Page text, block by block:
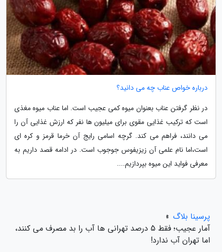
درباره خواص عناب چه می دانید؟
در نظر گرفتن عناب بعنوان میوه کمی عجیب است. اما عناب میوه مغذی
است که ترکیب غذایی مقوی برای میلیون ها نفر که ارزش غذایی آن را
می دانند، فراهم می کند. گرچه اسامی رایج آن خرما قرمز و کره ای
است،اما نام علمی آن زیزیفوس جوجوب است. در ادامه قصد داریم به
معرفی فواید این میوه بپردازیم....
پرسینا بلاگ »
آمار عجیب؛ فقط 5 درصد تهرانی ها آب را بد مصرف می کنند،
اما تهران آب ندارد!